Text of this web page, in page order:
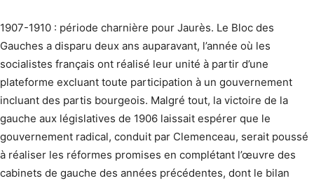
1907-1910 : période charnière pour Jaurès. Le Bloc des
Gauches a disparu deux ans auparavant, l’année où les
socialistes français ont réalisé leur unité à partir d’une
plateforme excluant toute participation à un gouvernement
incluant des partis bourgeois. Malgré tout, la victoire de la
gauche aux législatives de 1906 laissait espérer que le
gouvernement radical, conduit par Clemenceau, serait poussé
à réaliser les réformes promises en complétant l’œuvre des
cabinets de gauche des années précédentes, dont le bilan